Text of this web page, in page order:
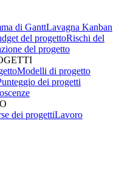
di GanttLavagna Kanban
del progettoRischi del
del progetto
Modelli di progetto
dei progetti
dei progettiLavoro